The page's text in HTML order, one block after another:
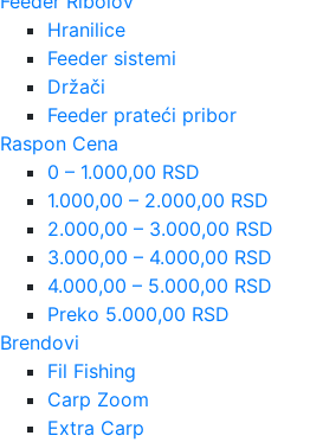
Hranilice
Feeder sistemi
Držači
Feeder prateći pribor
Raspon Cena
0 – 1.000,00 RSD
1.000,00 – 2.000,00 RSD
2.000,00 – 3.000,00 RSD
3.000,00 – 4.000,00 RSD
4.000,00 – 5.000,00 RSD
Preko 5.000,00 RSD
Brendovi
Fil Fishing
Carp Zoom
Extra Carp